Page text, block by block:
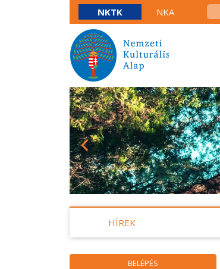
NKTK NKA
HÍREK
BELÉPÉS